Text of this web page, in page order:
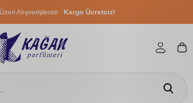
Alışverişlerde Kargo Ücretsiz!
Alışverişlerde
Alışverişlerde